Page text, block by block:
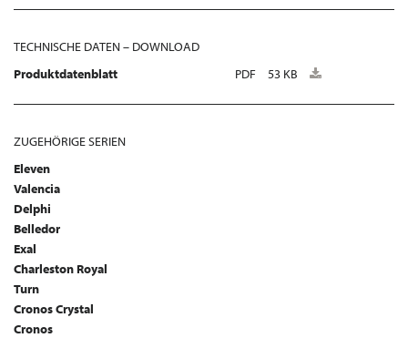
TECHNISCHE DATEN – DOWNLOAD
Produktdatenblatt
PDF 53 KB
ZUGEHÖRIGE SERIEN
Eleven
Valencia
Delphi
Belledor
Exal
Charleston Royal
Turn
Cronos Crystal
Cronos